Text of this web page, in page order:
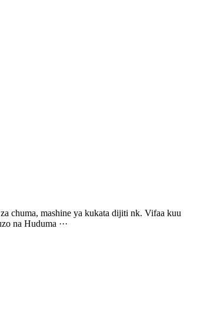
chuma, mashine ya kukata dijiti nk. Vifaa kuu
na Huduma ···